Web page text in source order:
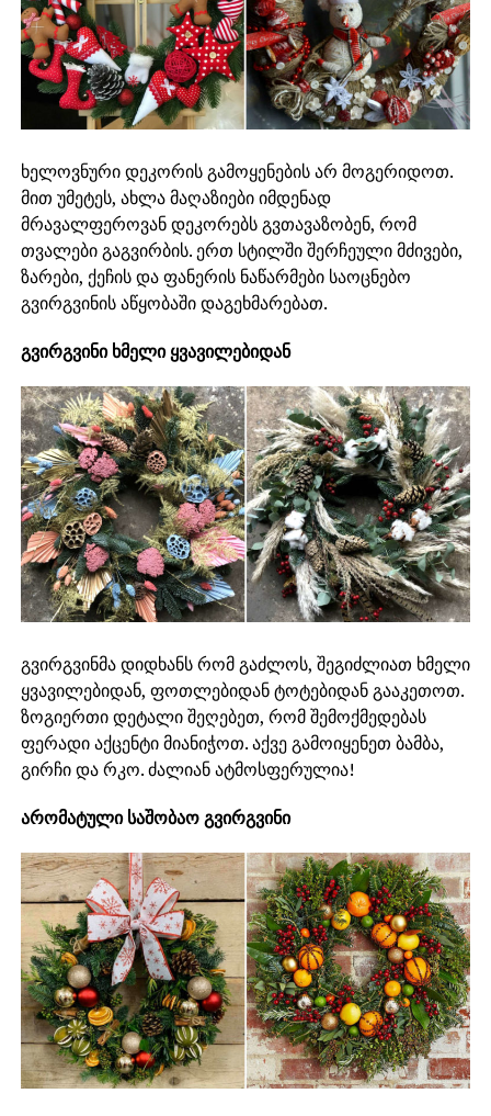
ხელოვნური დეკორის გამოყენების არ მოგერიდოთ.
მით უმეტეს, ახლა მაღაზიები იმდენად
მრავალფეროვან დეკორებს გვთავაზობენ, რომ
თვალები გაგვირბის. ერთ სტილში შერჩეული მძივები,
ზარები, ქეჩის და ფანერის ნაწარმები საოცნებო
გვირგვინის აწყობაში დაგეხმარებათ.
გვირგვინი ხმელი ყვავილებიდან
გვირგვინმა დიდხანს რომ გაძლოს, შეგიძლიათ ხმელი
ყვავილებიდან, ფოთლებიდან ტოტებიდან გააკეთოთ.
ზოგიერთი დეტალი შეღებეთ, რომ შემოქმედებას
ფერადი აქცენტი მიანიჭოთ. აქვე გამოიყენეთ ბამბა,
გირჩი და რკო. ძალიან ატმოსფერულია!
არომატული საშობაო გვირგვინი